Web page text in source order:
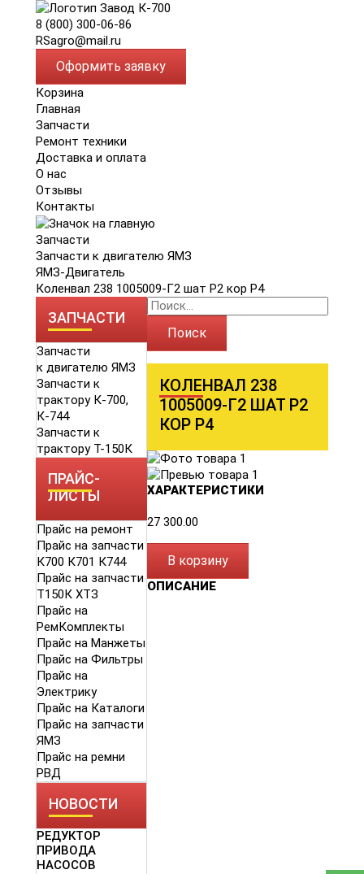
8 (800) 300-06-86
RSagro@mail.ru
Оформить заявку
Корзина
Главная
Запчасти
Ремонт техники
Доставка и оплата
О нас
Отзывы
Контакты
Запчасти
Запчасти к двигателю ЯМЗ
ЯМЗ-Двигатель
Коленвал 238 1005009-Г2 шат Р2 кор Р4
ЗАПЧАСТИ
Запчасти
к двигателю ЯМЗ
Запчасти к
трактору К-700,
К-744
Запчасти к
трактору Т-150К
ПРАЙС-
ЛИСТЫ
Прайс на ремонт
Прайс на запчасти
К700 К701 К744
Прайс на запчасти
Т150К ХТЗ
Прайс на
РемКомплекты
Прайс на Манжеты
Прайс на Фильтры
Прайс на
Электрику
Прайс на Каталоги
Прайс на запчасти
ЯМЗ
Прайс на ремни
РВД
НОВОСТИ
РЕДУКТОР
ПРИВОДА
НАСОСОВ
Поиск
КОЛЕНВАЛ 238
1005009-Г2 ШАТ Р2
КОР Р4
ХАРАКТЕРИСТИКИ
27 300.00
В корзину
ОПИСАНИЕ